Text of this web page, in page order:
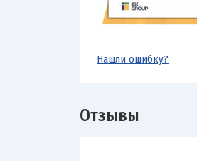
Нашли ошибку?
Отзывы